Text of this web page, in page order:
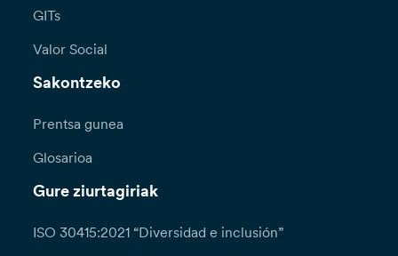
GITs
Valor Social
Sakontzeko
Prentsa gunea
Glosarioa
Gure ziurtagiriak
ISO 30415:2021 “Diversidad e inclusión”